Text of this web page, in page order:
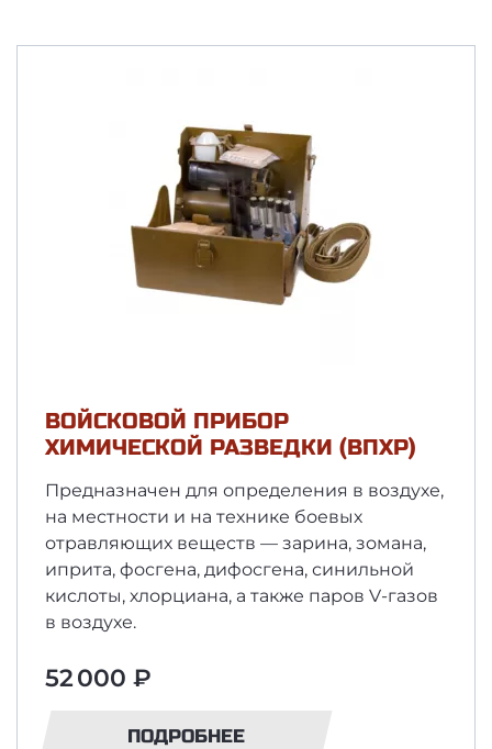
ВОЙСКОВОЙ ПРИБОР
ХИМИЧЕСКОЙ РАЗВЕДКИ (ВПХР)
Предназначен для определения в воздухе,
на местности и на технике боевых
отравляющих веществ — зарина, зомана,
иприта, фосгена, дифосгена, синильной
кислоты, хлорциана, а также паров V-газов
в воздухе.
52 000 ₽
ПОДРОБНЕЕ